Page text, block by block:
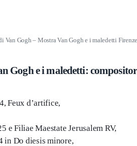
Van Gogh – Mostra Van Gogh e i maledetti Firenze
Gogh e i maledetti:
Feux d’artifice,
e Filiae Maestate Jerusalem RV,
in Do diesis minore,